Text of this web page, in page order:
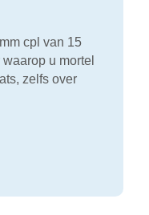
cpl van 15
u mortel
zelfs over